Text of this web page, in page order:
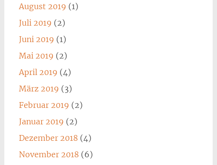
August 2019 (1)
Juli 2019 (2)
Juni 2019 (1)
Mai 2019 (2)
April 2019 (4)
März 2019 (3)
Februar 2019 (2)
Januar 2019 (2)
Dezember 2018 (4)
November 2018 (6)